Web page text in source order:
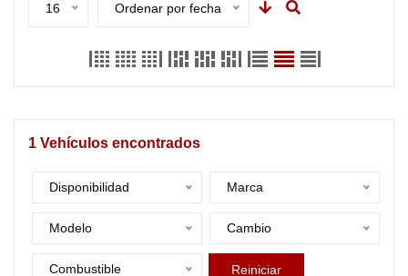
16 Ordenar por fecha
1 Vehículos encontrados
Disponibilidad Marca
Modelo Cambio
Combustible Reiniciar